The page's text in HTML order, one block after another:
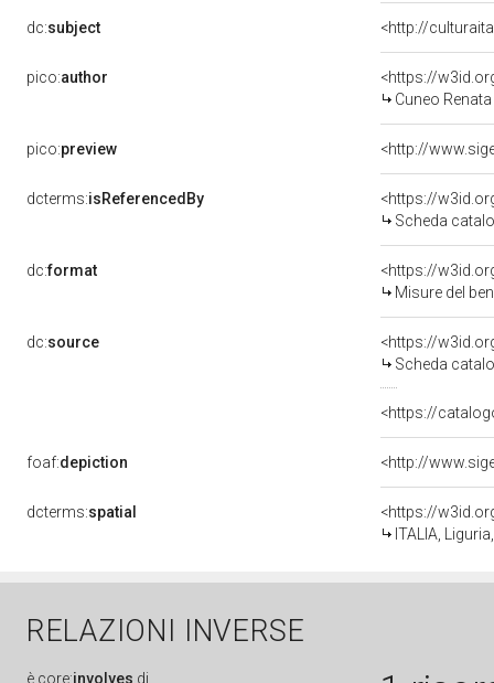
dc:subject <http://
pico:author
<https://
Cuneo
pico:preview
dcterms:isReferencedBy
<https://
Scheda
dc:format
<https://
Misure del
dc:source
<https://
Scheda
<https://
foaf:depiction
dcterms:spatial
<https://
ITALIA,
RELAZIONI INVERSE
è core:involves di